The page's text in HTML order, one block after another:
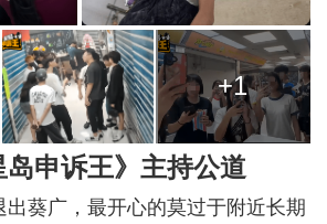
+1
申诉王》主持公道
出葵广，最开心的莫过于附近长期